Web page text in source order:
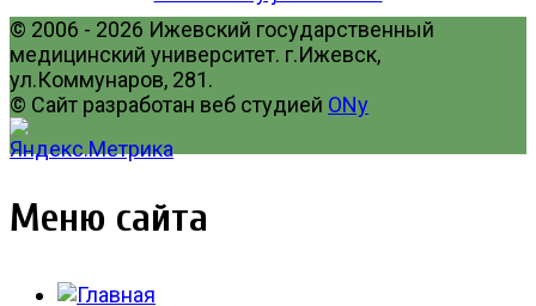
© 2006 - 2026 Ижевский государственный
медицинский университет. г.Ижевск,
ул.Коммунаров, 281.
© Сайт разработан веб студией ONy
Меню сайта